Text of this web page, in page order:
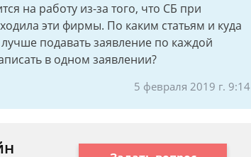
на работу из-за того, что СБ при
эти фирмы. По каким статьям и куда
подавать заявление по каждой
в одном заявлении?
5 февраля 2019 г. 9:14